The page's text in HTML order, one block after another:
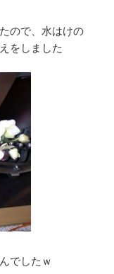
ので、水はけの
をしました
でしたｗ